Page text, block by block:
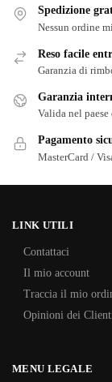
Spedizione
Nessun ordine
Reso facile
Garanzia di
Garanzia
Valida nel
Pagamento
MasterCard /
LINK UTILI
Contattaci
Il mio account
Traccia il mio
Opinioni dei
MENU LEGALE